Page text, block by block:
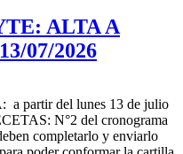
ALTA A
07/2026
a partir del lunes 13 de julio
N°2 del cronograma
completarlo y enviarlo